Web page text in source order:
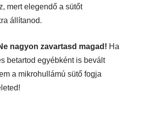
mert elegendő a sütőt
állítanod.
nagyon zavartasd magad! Ha
betartod egyébként is bevált
a mikrohullámú sütő fogja